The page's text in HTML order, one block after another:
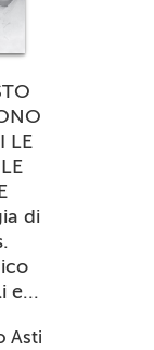
LE
di
e...
Asti